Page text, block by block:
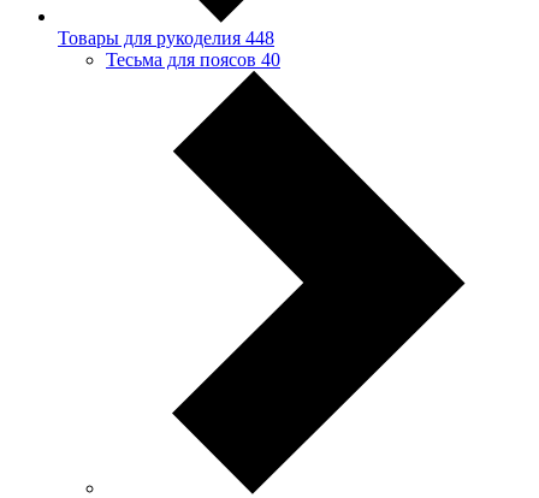
Товары для рукоделия 448
Тесьма для поясов 40